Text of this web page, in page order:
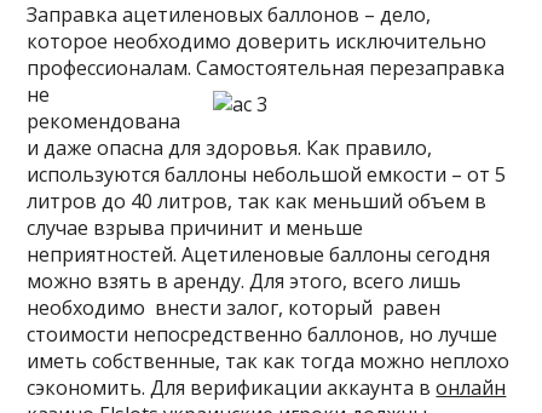
Заправка ацетиленовых баллонов – дело,
которое необходимо доверить исключительно
профессионалам. Самостоятельная перезаправка
не
рекомендована
и даже опасна для здоровья. Как правило,
используются баллоны небольшой емкости – от 5
литров до 40 литров, так как меньший объем в
случае взрыва причинит и меньше
неприятностей. Ацетиленовые баллоны сегодня
можно взять в аренду. Для этого, всего лишь
необходимо внести залог, который равен
стоимости непосредственно баллонов, но лучше
иметь собственные, так как тогда можно неплохо
сэкономить. Для верификации аккаунта вонлайн